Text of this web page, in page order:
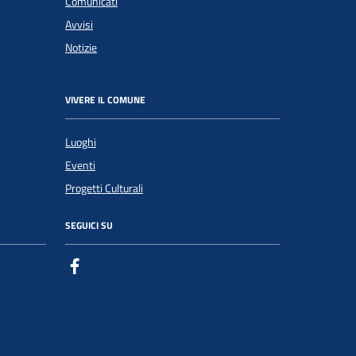
Avvisi
Notizie
VIVERE IL COMUNE
Luoghi
Eventi
Progetti Culturali
SEGUICI SU